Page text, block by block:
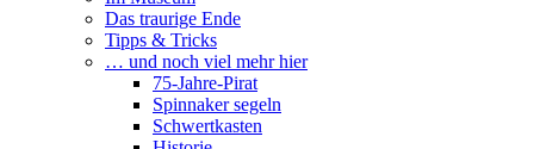
Das traurige Ende
Tipps & Tricks
… und noch viel mehr hier
75-Jahre-Pirat
Spinnaker segeln
Schwertkasten